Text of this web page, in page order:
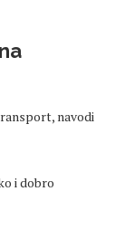
navodi
i dobro